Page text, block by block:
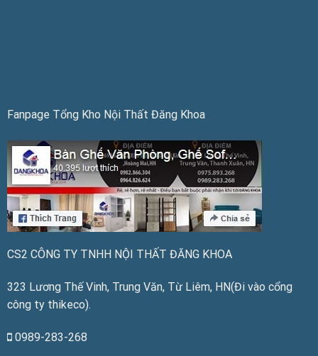
Fanpage Tổng Kho Nội Thất Đăng Khoa
CS2 CÔNG TY TNHH NỘI THẤT ĐĂNG KHOA
323 Lương Thế Vinh, Trung Văn, Từ Liêm, HN(Đi vào cổng
công ty thikeco).
0989-283-268